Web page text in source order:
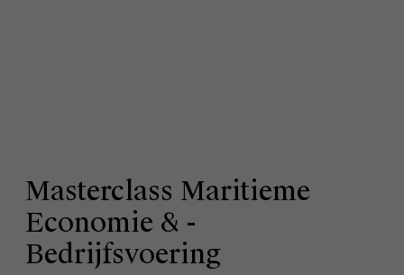
Masterclass Maritieme
Economie & -
Bedrijfsvoering